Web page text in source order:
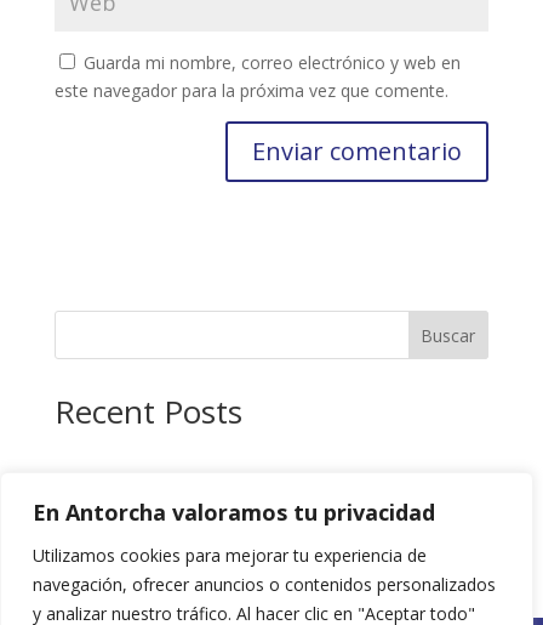
En Antorcha valoramos tu privacidad
Utilizamos cookies para mejorar tu experiencia de
navegación, ofrecer anuncios o contenidos personalizados
y analizar nuestro tráfico. Al hacer clic en "Aceptar todo"
Guarda mi nombre, correo electrónico y web en
este navegador para la próxima vez que comente.
Buscar
Recent Posts